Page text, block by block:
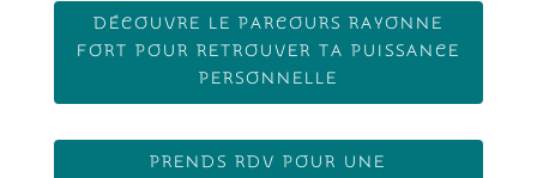
DÉCOUVRE LE PARCOURS RAYONNE
FORT POUR RETROUVER TA PUISSANCE
PERSONNELLE
PRENDS RDV POUR UNE